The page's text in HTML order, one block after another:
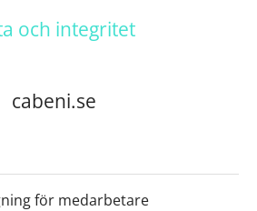
och integritet
cabeni.se
för medarbetare